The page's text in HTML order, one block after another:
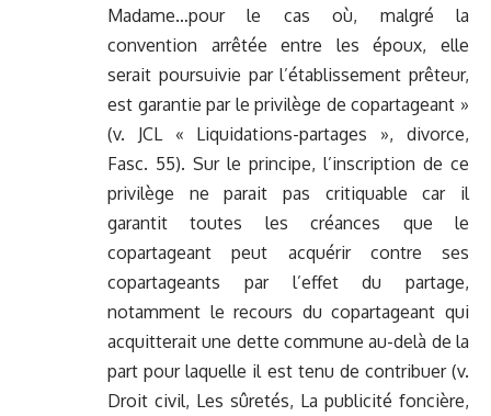
Madame…pour le cas où, malgré la
convention arrêtée entre les époux, elle
serait poursuivie par l’établissement prêteur,
est garantie par le privilège de copartageant »
(v. JCL « Liquidations-partages », divorce,
Fasc. 55). Sur le principe, l’inscription de ce
privilège ne parait pas critiquable car il
garantit toutes les créances que le
copartageant peut acquérir contre ses
copartageants par l’effet du partage,
notamment le recours du copartageant qui
acquitterait une dette commune au-delà de la
part pour laquelle il est tenu de contribuer (v.
Droit civil, Les sûretés, La publicité foncière,